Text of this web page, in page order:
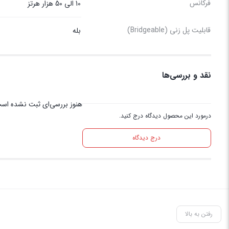
فرکانس 10 الی 50 هزار هرتز
قابلیت پل زنی (Bridgeable) بله
نقد و بررسی‌ها
درمورد این محصول دیدگاه درج کنید.
درج دیدگاه
هنوز بررسی‌ای ثبت نشده
رفتن به بالا